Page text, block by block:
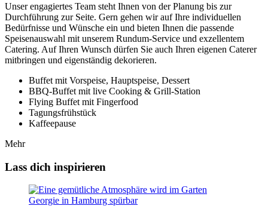
Unser engagiertes Team steht Ihnen von der Planung bis zur
Durchführung zur Seite. Gern gehen wir auf Ihre individuellen
Bedürfnisse und Wünsche ein und bieten Ihnen die passende
Speisenauswahl mit unserem Rundum-Service und exzellentem
Catering. Auf Ihren Wunsch dürfen Sie auch Ihren eigenen Caterer
mitbringen und eigenständig dekorieren.
Buffet mit Vorspeise, Hauptspeise, Dessert
BBQ-Buffet mit live Cooking & Grill-Station
Flying Buffet mit Fingerfood
Tagungsfrühstück
Kaffeepause
Mehr
Lass dich inspirieren